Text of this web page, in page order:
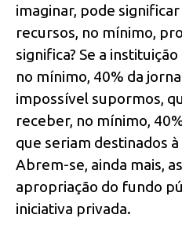
imaginar, pode
recursos, no mínimo,
significa? Se a
no mínimo, 40% da
impossível supormos,
receber, no mínimo,
que seriam destinados
Abrem-se, ainda mais,
apropriação do fundo
iniciativa privada.